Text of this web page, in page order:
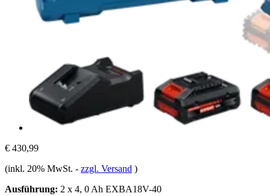
€ 430,99
(inkl. 20% MwSt. - zzgl. Versand )
Ausführung: 2 x 4, 0 Ah EXBA18V-40